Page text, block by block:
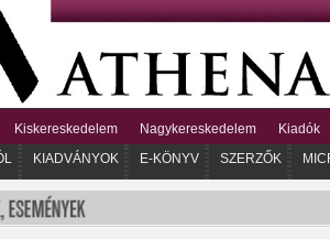
Kiskereskedelem Nagykereskedelem Kiadók
KIADVÁNYOK E-KÖNYV SZERZŐK